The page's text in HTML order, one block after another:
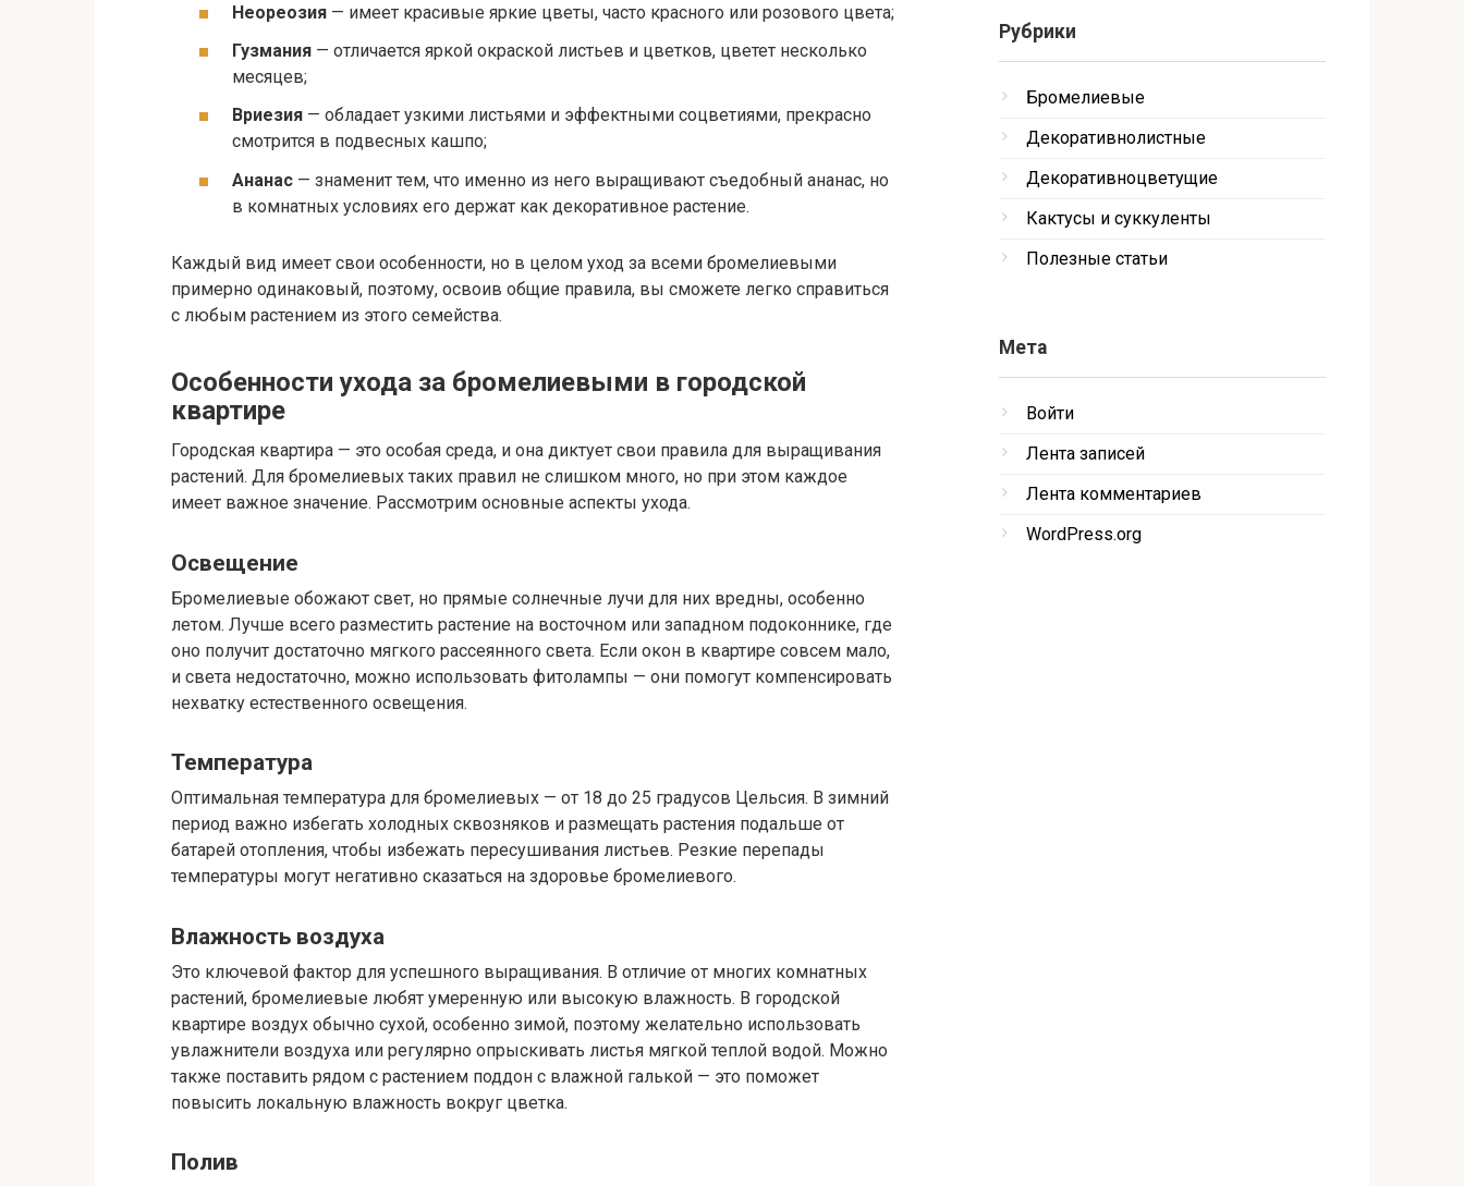
Неореозия — имеет красивые яркие цветы, часто красного или розового цвета;
Гузмания — отличается яркой окраской листьев и цветков, цветет несколько
месяцев;
Вриезия — обладает узкими листьями и эффектными соцветиями, прекрасно
смотрится в подвесных кашпо;
Ананас — знаменит тем, что именно из него выращивают съедобный ананас, но
в комнатных условиях его держат как декоративное растение.
Каждый вид имеет свои особенности, но в целом уход за всеми бромелиевыми
примерно одинаковый, поэтому, освоив общие правила, вы сможете легко справиться
с любым растением из этого семейства.
Особенности ухода за бромелиевыми в городской
квартире
Городская квартира — это особая среда, и она диктует свои правила для выращивания
растений. Для бромелиевых таких правил не слишком много, но при этом каждое
имеет важное значение. Рассмотрим основные аспекты ухода.
Освещение
Бромелиевые обожают свет, но прямые солнечные лучи для них вредны, особенно
летом. Лучше всего разместить растение на восточном или западном подоконнике, где
оно получит достаточно мягкого рассеянного света. Если окон в квартире совсем мало,
и света недостаточно, можно использовать фитолампы — они помогут компенсировать
нехватку естественного освещения.
Температура
Оптимальная температура для бромелиевых — от 18 до 25 градусов Цельсия. В зимний
период важно избегать холодных сквозняков и размещать растения подальше от
батарей отопления, чтобы избежать пересушивания листьев. Резкие перепады
температуры могут негативно сказаться на здоровье бромелиевого.
Влажность воздуха
Это ключевой фактор для успешного выращивания. В отличие от многих комнатных
растений, бромелиевые любят умеренную или высокую влажность. В городской
квартире воздух обычно сухой, особенно зимой, поэтому желательно использовать
увлажнители воздуха или регулярно опрыскивать листья мягкой теплой водой. Можно
также поставить рядом с растением поддон с влажной галькой — это поможет
повысить локальную влажность вокруг цветка.
Полив
Рубрики
Бромелиевые
Декоративнолистные
Декоративноцветущие
Кактусы и суккуленты
Полезные статьи
Мета
Войти
Лента записей
Лента комментариев
WordPress.org